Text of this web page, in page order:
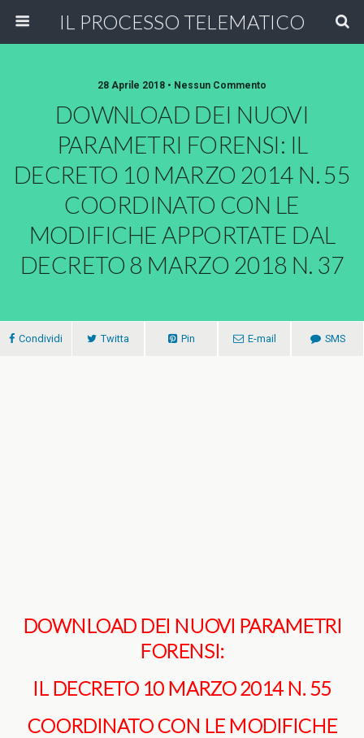
IL PROCESSO TELEMATICO
28 Aprile 2018 • Nessun Commento
DOWNLOAD DEI NUOVI
PARAMETRI FORENSI: IL
DECRETO 10 MARZO 2014 N. 55
COORDINATO CON LE
MODIFICHE APPORTATE DAL
DECRETO 8 MARZO 2018 N. 37
Condividi Twitta Pin E-mail SMS
DOWNLOAD DEI NUOVI PARAMETRI
FORENSI:
IL DECRETO 10 MARZO 2014 N. 55
COORDINATO CON LE MODIFICHE